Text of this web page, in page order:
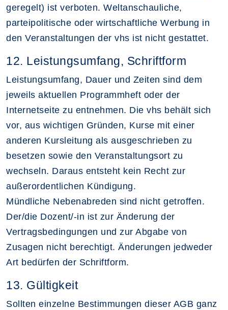
geregelt) ist verboten. Weltanschauliche,
parteipolitische oder wirtschaftliche Werbung in
den Veranstaltungen der vhs ist nicht gestattet.
12. Leistungsumfang, Schriftform
Leistungsumfang, Dauer und Zeiten sind dem
jeweils aktuellen Programmheft oder der
Internetseite zu entnehmen. Die vhs behält sich
vor, aus wichtigen Gründen, Kurse mit einer
anderen Kursleitung als ausgeschrieben zu
besetzen sowie den Veranstaltungsort zu
wechseln. Daraus entsteht kein Recht zur
außerordentlichen Kündigung.
Mündliche Nebenabreden sind nicht getroffen.
Der/die Dozent/-in ist zur Änderung der
Vertragsbedingungen und zur Abgabe von
Zusagen nicht berechtigt. Änderungen jedweder
Art bedürfen der Schriftform.
13. Gültigkeit
Sollten einzelne Bestimmungen dieser AGB ganz